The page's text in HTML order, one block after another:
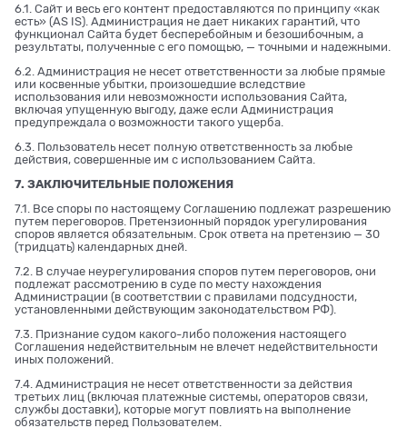
6.1. Сайт и весь его контент предоставляются по принципу «как
есть» (AS IS). Администрация не дает никаких гарантий, что
функционал Сайта будет бесперебойным и безошибочным, а
результаты, полученные с его помощью, — точными и надежными.
6.2. Администрация не несет ответственности за любые прямые
или косвенные убытки, произошедшие вследствие
использования или невозможности использования Сайта,
включая упущенную выгоду, даже если Администрация
предупреждала о возможности такого ущерба.
6.3. Пользователь несет полную ответственность за любые
действия, совершенные им с использованием Сайта.
7. ЗАКЛЮЧИТЕЛЬНЫЕ ПОЛОЖЕНИЯ
7.1. Все споры по настоящему Соглашению подлежат разрешению
путем переговоров. Претензионный порядок урегулирования
споров является обязательным. Срок ответа на претензию — 30
(тридцать) календарных дней.
7.2. В случае неурегулирования споров путем переговоров, они
подлежат рассмотрению в суде по месту нахождения
Администрации (в соответствии с правилами подсудности,
установленными действующим законодательством РФ).
7.3. Признание судом какого-либо положения настоящего
Соглашения недействительным не влечет недействительности
иных положений.
7.4. Администрация не несет ответственности за действия
третьих лиц (включая платежные системы, операторов связи,
службы доставки), которые могут повлиять на выполнение
обязательств перед Пользователем.